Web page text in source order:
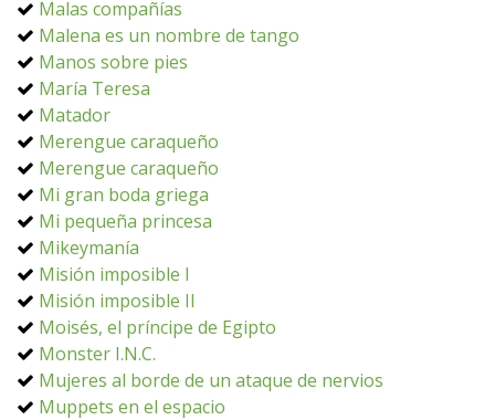
Malas compañías
Malena es un nombre de tango
Manos sobre pies
María Teresa
Matador
Merengue caraqueño
Merengue caraqueño
Mi gran boda griega
Mi pequeña princesa
Mikeymanía
Misión imposible I
Misión imposible II
Moisés, el príncipe de Egipto
Monster I.N.C.
Mujeres al borde de un ataque de nervios
Muppets en el espacio